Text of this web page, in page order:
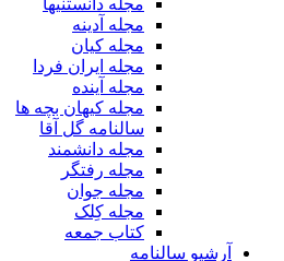
مجله دانستنیها
مجله آدینه
مجله کیان
مجله ایران فردا
مجله آینده
مجله کیهان بچه ها
سالنامه گل آقا
مجله دانشمند
مجله رفتگر
مجله جوان
مجله کِلک
کتاب جمعه
آرشیو سالنامه